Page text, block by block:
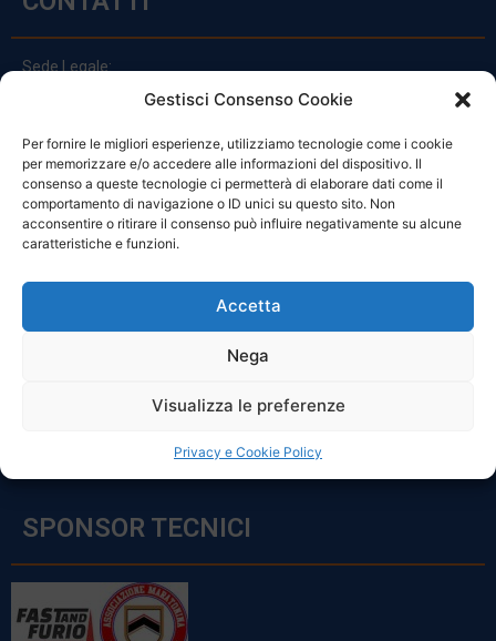
Gestisci Consenso Cookie
Per fornire le migliori esperienze, utilizziamo tecnologie come i cookie
per memorizzare e/o accedere alle informazioni del dispositivo. Il
consenso a queste tecnologie ci permetterà di elaborare dati come il
comportamento di navigazione o ID unici su questo sito. Non
acconsentire o ritirare il consenso può influire negativamente su alcune
caratteristiche e funzioni.
Accetta
Nega
Visualizza le preferenze
Privacy e Cookie Policy
Sede Legale:
Via Principe Di Udine 144
clienti@officinefvg.it
info@officinefvg.it
posta@officinefvgpec.It
ORARI
Sabato: 8:00 – 12:00
SPONSOR TECNICI